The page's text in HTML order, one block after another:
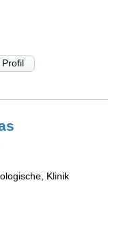
Klinik